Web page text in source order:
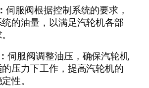
伺服阀根据控制系统的要求，
的油量，以满足汽轮机各部
伺服阀调整油压，确保汽轮机
压力下工作，提高汽轮机的
性。